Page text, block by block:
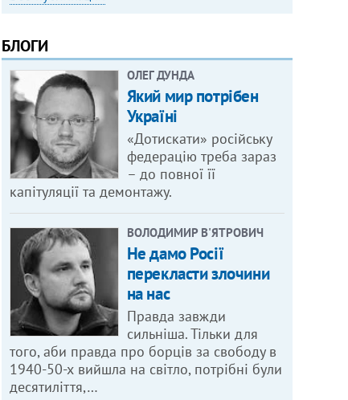
БЛОГИ
ОЛЕГ ДУНДА
Який мир потрібен
Україні
«Дотискати» російську
федерацію треба зараз
– до повної її
капітуляції та демонтажу.
ВОЛОДИМИР В'ЯТРОВИЧ
Не дамо Росії
перекласти злочини
на нас
Правда завжди
сильніша. Тільки для
того, аби правда про борців за свободу в
1940-50-х вийшла на світло, потрібні були
десятиліття,…